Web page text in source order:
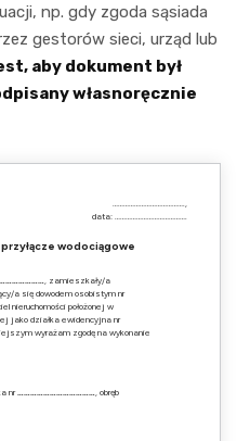
np. gdy zgoda sąsiada
gestorów sieci, urząd lub
aby dokument był
własnoręcznie
data: ………………………………….
wodociągowe
, zamieszkały/a
a się dowodem osobistym nr
nieruchomości położonej w
jako działka ewidencyjna nr
wyrażam zgodę na wykonanie
nr
, obręb